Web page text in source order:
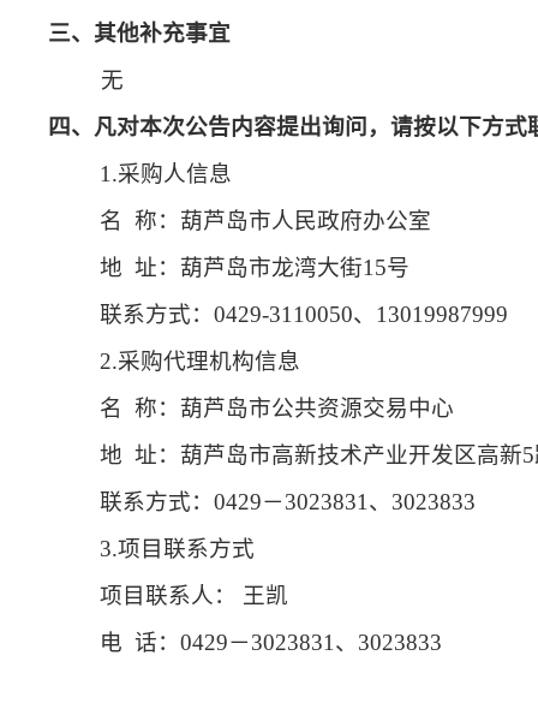
三、其他补充事宜
无
四、凡对本次公告内容提出询问，请按以下方式
1.采购人信息
名
称：葫芦岛市人民政府办公室
地 址：葫芦岛市龙湾大街15号
联系方式： 0429-3110050、13019987999
2.采购代理机构信息
名
称：葫芦岛市公共资源交易中心
地 址：葫芦岛市高新技术产业开发区高新
联系方式： 0429－3023831、3023833
3.项目联系方式
项目联系人：
王凯
电 话：0429－3023831、3023833